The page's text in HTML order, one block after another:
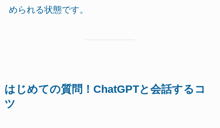
められる状態です。
はじめての質問！ChatGPTと会話するコ
ツ